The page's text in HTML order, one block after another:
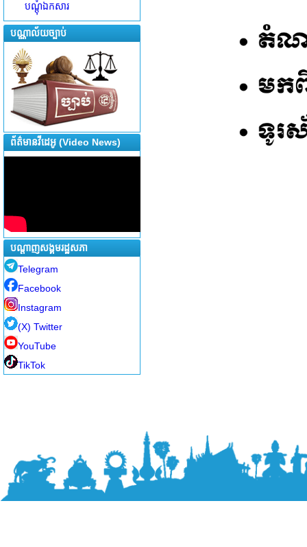
បណ្តុំឯកសារ
បណ្ណាល័យច្បាប់
ព័ត៌មានវីដេអូ (Video News)
បណ្តាញសង្គមរដ្ឋសភា
Telegram
Facebook
Instagram
(X) Twitter
YouTube
TikTok